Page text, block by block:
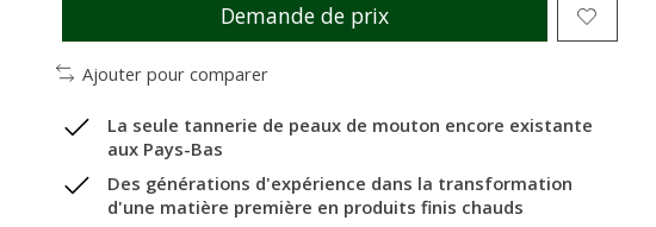
Demande de prix
Ajouter pour comparer
La seule tannerie de peaux de mouton encore existante
aux Pays-Bas
Des générations d'expérience dans la transformation
d'une matière première en produits finis chauds